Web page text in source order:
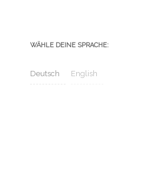
WÄHLE DEINE SPRACHE:
Deutsch English